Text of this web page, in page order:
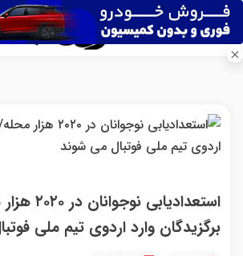
استعدادیابی
برگزیدگان وارد اردوی تیم ملی